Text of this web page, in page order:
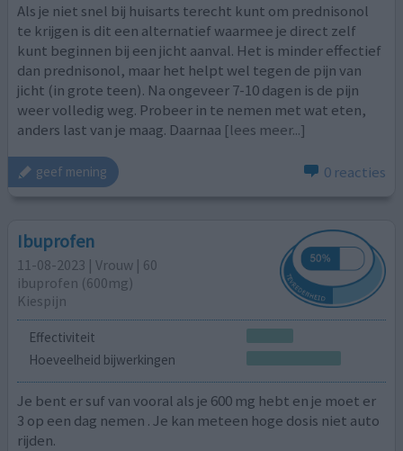
Als je niet snel bij huisarts terecht kunt om prednisonol
te krijgen is dit een alternatief waarmee je direct zelf
kunt beginnen bij een jicht aanval. Het is minder effectief
dan prednisonol, maar het helpt wel tegen de pijn van
jicht (in grote teen). Na ongeveer 7-10 dagen is de pijn
weer volledig weg. Probeer in te nemen met wat eten,
anders last van je maag. Daarnaa [lees meer...]
geef mening 0 reacties
Ibuprofen
11-08-2023 | Vrouw | 60
ibuprofen (600mg)
Kiespijn
Effectiviteit
Hoeveelheid bijwerkingen
Je bent er suf van vooral als je 600 mg hebt en je moet er
3 op een dag nemen . Je kan meteen hoge dosis niet auto
rijden.